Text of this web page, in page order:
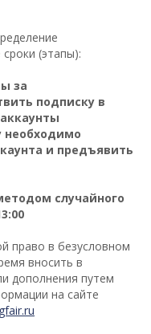
(этапы):
за
подписку в
необходимо
и предъявить
случайного
право в безусловном
вносить в
дополнения путем
на сайте